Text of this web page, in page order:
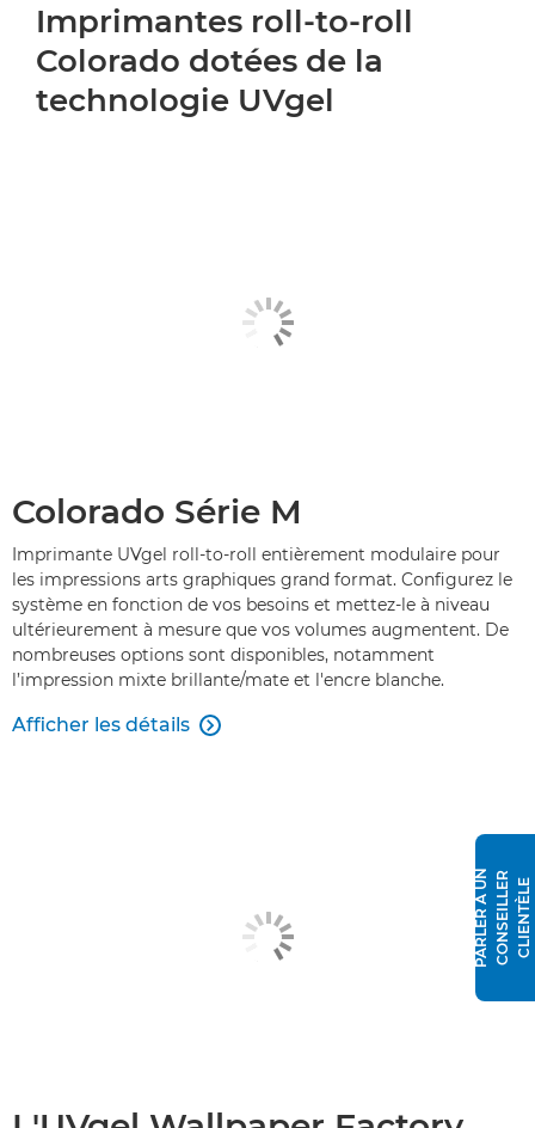
Imprimantes roll-to-roll
Colorado dotées de la
technologie UVgel
Colorado Série M
Imprimante UVgel roll-to-roll entièrement modulaire pour
les impressions arts graphiques grand format. Configurez le
système en fonction de vos besoins et mettez-le à niveau
ultérieurement à mesure que vos volumes augmentent. De
nombreuses options sont disponibles, notamment
l’impression mixte brillante/mate et l'encre blanche.
Afficher les détails 
P
A
R
L
E
R
À U
N
C
O
N
S
E
I
L
L
E
R
C
L
I
E
N
T
È
L E